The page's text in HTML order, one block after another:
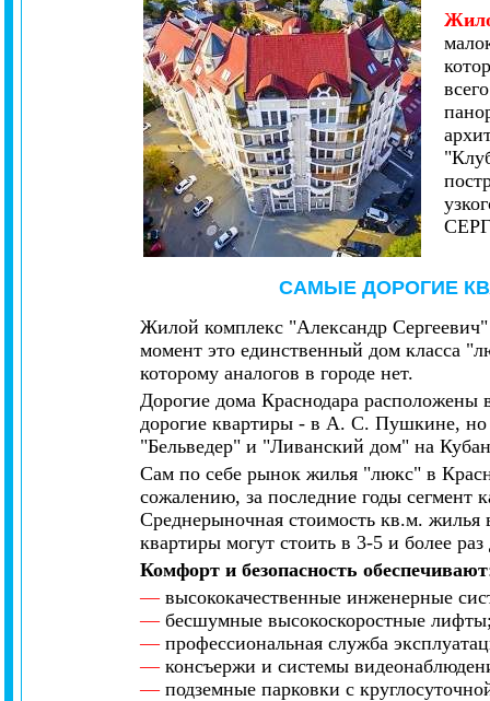
САМЫЕ ДОРОГИЕ
Жилой комплекс "Александр
момент это единственный дом класса
которому аналогов в городе нет.
Дорогие дома Краснодара расположены
дорогие квартиры - в А. С. Пушкине, но
"Бельведер" и "Ливанский дом" на
Сам по себе рынок жилья "люкс" в
сожалению, за последние годы сегмент
Среднерыночная стоимость кв.м. жилья
квартиры могут стоить в 3-5 и более
Комфорт и безопасность обеспечивают
— высококачественные инженерные
—бесшумные высокоскоростные
—профессиональная служба
—консъержи и системы
—подземные парковки с